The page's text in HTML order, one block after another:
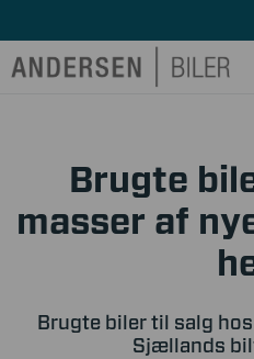
Brugte
masser af
Brugte biler til salg
Sjællands